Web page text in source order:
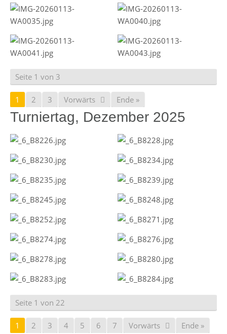
Seite 1 von 3
1 2 3 Vorwärts Ende »
Turniertag, Dezember 2025
Seite 1 von 22
1 2 3 4 5 6 7 Vorwärts Ende »